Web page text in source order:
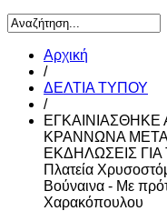
Αρχική
/
ΔΕΛΤΙΑ ΤΥΠΟΥ
/
ΚΡΑΝΝΩΝΑ ΜΕΤΑ
ΕΚΔΗΛΩΣΕΙΣ
Πλατεία
Βούναινα - Με
Χαρακόπουλου